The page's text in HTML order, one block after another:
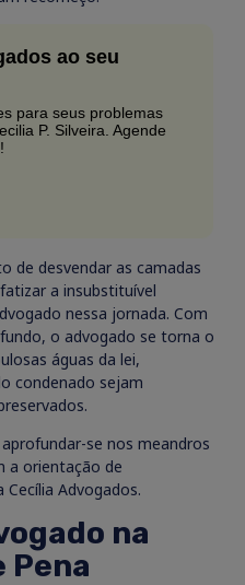
ao seu
para seus problemas
P. Silveira. Agende
de desvendar as camadas
a insubstituível
nessa jornada. Com
o advogado se torna o
águas da lei,
condenado sejam
se nos meandros
a orientação de
Advogados.
na
Pena